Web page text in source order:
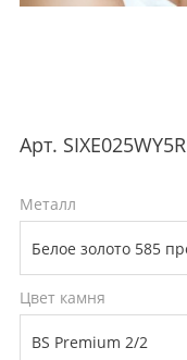
Арт. SIXE025WY5R
Металл
Цвет камня